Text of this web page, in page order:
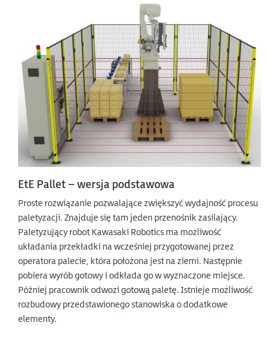
EtE Pallet – wersja podstawowa
Proste rozwiązanie pozwalające zwiększyć wydajność procesu
paletyzacji. Znajduje się tam jeden przenośnik zasilający.
Paletyzujący robot Kawasaki Robotics ma możliwość
układania przekładki na wcześniej przygotowanej przez
operatora palecie, która położona jest na ziemi. Następnie
pobiera wyrób gotowy i odkłada go w wyznaczone miejsce.
Później pracownik odwozi gotową paletę. Istnieje możliwość
rozbudowy przedstawionego stanowiska o dodatkowe
elementy.